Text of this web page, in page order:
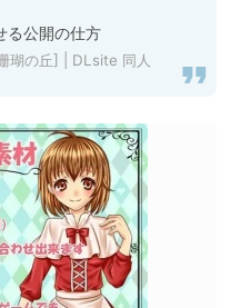
る公開の仕方
瑚の丘] | DLsite 同人